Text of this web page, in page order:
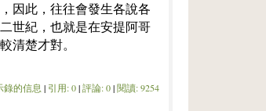
因此，往往會發生各說各
世紀，也就是在安提阿哥
清楚才對。
錄的信息 | 引用: 0|評論: 0|閱讀: 9254